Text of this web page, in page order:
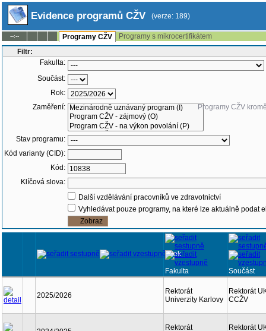
Evidence programů CŽV (verze: 189)
--:-- Programy CŽV
Programy s mikrocertifikátem
Filtr:
Fakulta:
Součást:
Rok:
Zaměření:
Programy CŽV
Stav programu:
Kód varianty (CID):
Kód:
Klíčová slova:
Další vzdělávání pracovníků ve zdravotnictví
Vyhledávat pouze programy, na které lze aktuálně podat
Rok
Fakulta Součást
2025/2026
Rektorát
Univerzity Karlovy
Rektorát
CCŽV
Rektorát
Rektorát